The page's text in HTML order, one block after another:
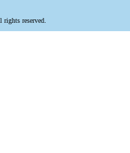
reserved.